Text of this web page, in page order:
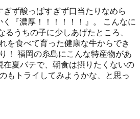
ず酸っぱすぎず口当たりなめら
『濃厚！！！！！！』。 こんなに
うちの子に少しあげたところ、
を食べて育った健康な牛からでき
！ 福岡の糸島にこんな特産物があ
夏バテで、朝食は摂りたくないの
もトライしてみようかな、と思っ